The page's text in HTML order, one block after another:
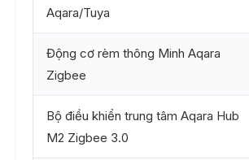
Aqara/Tuya
Động cơ rèm thông Minh Aqara
Zigbee
Bộ điều khiển trung tâm Aqara Hub
M2 Zigbee 3.0